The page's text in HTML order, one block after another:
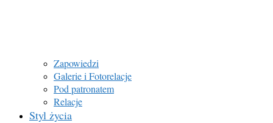
Zapowiedzi
Galerie i Fotorelacje
Pod patronatem
Relacje
Styl życia